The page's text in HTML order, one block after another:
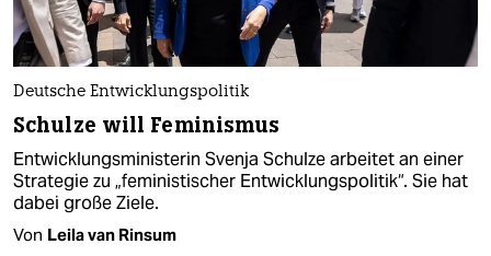
Deutsche Entwicklungspolitik
Schulze will Feminismus
Entwicklungsministerin Svenja Schulze arbeitet an einer
Strategie zu „feministischer Entwicklungspolitik“. Sie hat
dabei große Ziele.
Von Leila van Rinsum